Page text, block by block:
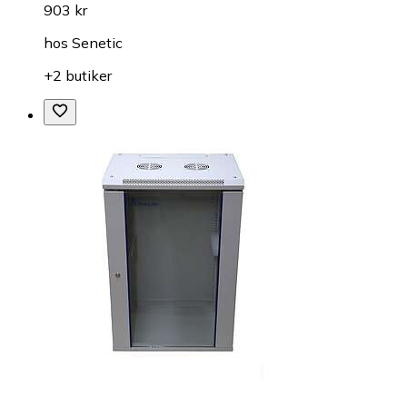
903 kr
hos Senetic
+2 butiker